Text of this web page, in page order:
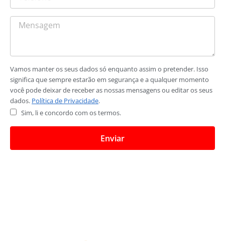
Vamos manter os seus dados só enquanto assim o pretender. Isso
significa que sempre estarão em segurança e a qualquer momento
você pode deixar de receber as nossas mensagens ou editar os seus
dados. Política de Privacidade.
Sim, li e concordo com os termos.
Enviar